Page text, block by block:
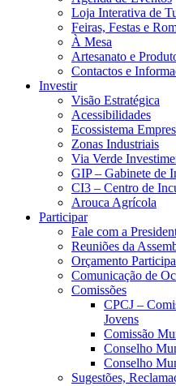
Loja Interativa de
Feiras, Festas e
À Mesa
Artesanato e
Contactos e
Investir
Visão Estratégica
Acessibilidades
Ecossistema
Zonas Industriais
Via Verde
GIP – Gabinete de
CI3 – Centro de
Arouca Agrícola
Participar
Fale com a
Reuniões da
Orçamento
Comunicação de
Comissões
CPCJ –
Jovens
Comissão
Conselho
Conselho
Sugestões,